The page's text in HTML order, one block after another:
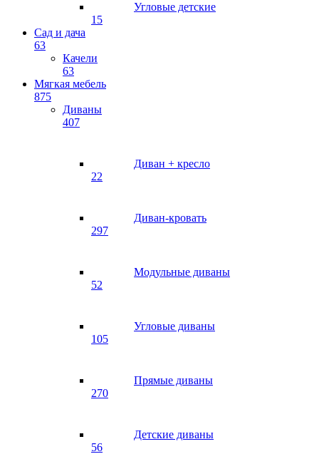
Угловые детские
15
Сад и дача
63
Качели
63
Мягкая мебель
875
Диваны
407
Диван + кресло
22
Диван-кровать
297
Модульные диваны
52
Угловые диваны
105
Прямые диваны
270
Детские диваны
56